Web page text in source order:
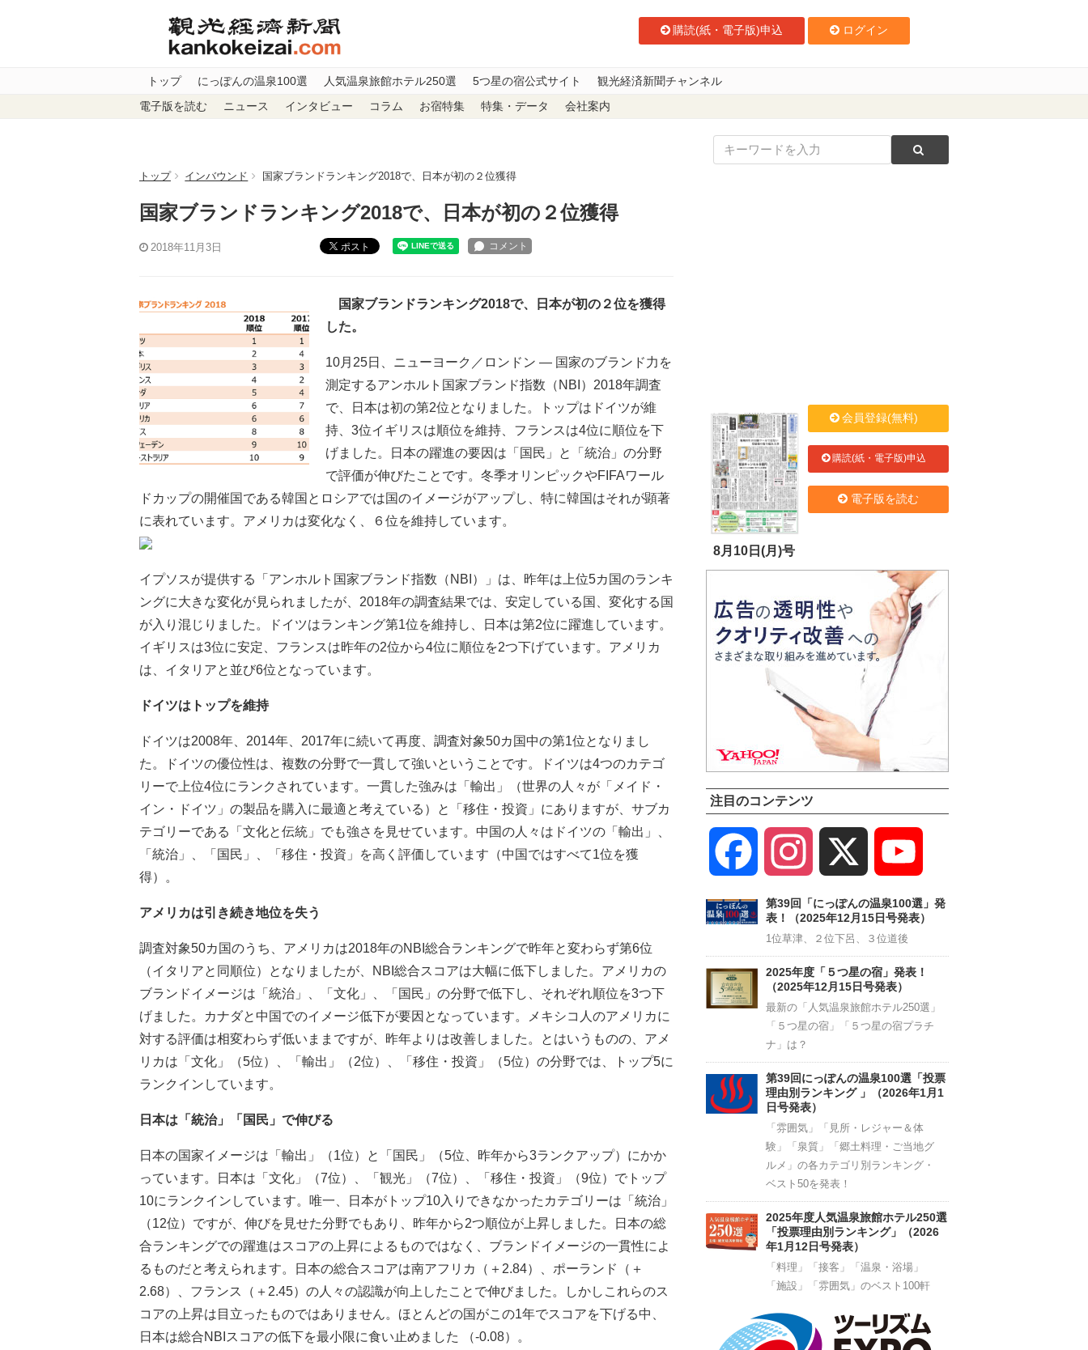
購読(紙・電子版)申込 ログイン
トップ にっぽんの温泉100選 人気温泉旅館ホテル250選 5つ星の宿公式サイト 観光経済新聞チャンネル
電子版を読む ニュース インタビュー コラム お宿特集 特集・データ 会社案内
トップ インバウンド 国家ブランドランキング2018で、日本が初の２位獲得
国家ブランドランキング2018で、日本が初の２位獲得
2018年11月3日 ポスト
国家ブランドランキング2018で、日本が初の２位を獲得
した。
10月25日、ニューヨーク／ロンドン ― 国家のブランド力を
測定するアンホルト国家ブランド指数（NBI）2018年調査
で、日本は初の第2位となりました。トップはドイツが維
持、3位イギリスは順位を維持、フランスは4位に順位を下
げました。日本の躍進の要因は「国民」と「統治」の分野
で評価が伸びたことです。冬季オリンピックやFIFAワール
ドカップの開催国である韓国とロシアでは国のイメージがアップし、特に韓国はそれが顕著
に表れています。アメリカは変化なく、６位を維持しています。
イプソスが提供する「アンホルト国家ブランド指数（NBI）」は、昨年は上位5カ国のランキ
ングに大きな変化が見られましたが、2018年の調査結果では、安定している国、変化する国
が入り混じりました。ドイツはランキング第1位を維持し、日本は第2位に躍進しています。
イギリスは3位に安定、フランスは昨年の2位から4位に順位を2つ下げています。アメリカ
は、イタリアと並び6位となっています。
ドイツはトップを維持
ドイツは2008年、2014年、2017年に続いて再度、調査対象50カ国中の第1位となりまし
た。ドイツの優位性は、複数の分野で一貫して強いということです。ドイツは4つのカテゴ
リーで上位4位にランクされています。一貫した強みは「輸出」（世界の人々が「メイド・
イン・ドイツ」の製品を購入に最適と考えている）と「移住・投資」にありますが、サブカ
テゴリーである「文化と伝統」でも強さを見せています。中国の人々はドイツの「輸出」、
「統治」、「国民」、「移住・投資」を高く評価しています（中国ではすべて1位を獲
得）。
アメリカは引き続き地位を失う
調査対象50カ国のうち、アメリカは2018年のNBI総合ランキングで昨年と変わらず第6位
（イタリアと同順位）となりましたが、NBI総合スコアは大幅に低下しました。アメリカの
ブランドイメージは「統治」、「文化」、「国民」の分野で低下し、それぞれ順位を3つ下
げました。カナダと中国でのイメージ低下が要因となっています。メキシコ人のアメリカに
対する評価は相変わらず低いままですが、昨年よりは改善しました。とはいうものの、アメ
リカは「文化」（5位）、「輸出」（2位）、「移住・投資」（5位）の分野では、トップ5に
ランクインしています。
日本は「統治」「国民」で伸びる
日本の国家イメージは「輸出」（1位）と「国民」（5位、昨年から3ランクアップ）にかか
っています。日本は「文化」（7位）、「観光」（7位）、「移住・投資」（9位）でトップ
10にランクインしています。唯一、日本がトップ10入りできなかったカテゴリーは「統治」
（12位）ですが、伸びを見せた分野でもあり、昨年から2つ順位が上昇しました。日本の総
合ランキングでの躍進はスコアの上昇によるものではなく、ブランドイメージの一貫性によ
るものだと考えられます。日本の総合スコアは南アフリカ（＋2.84）、ポーランド（＋
2.68）、フランス（＋2.45）の人々の認識が向上したことで伸びました。しかしこれらのス
コアの上昇は目立ったものではありません。ほとんどの国がこの1年でスコアを下げる中、
日本は総合NBIスコアの低下を最小限に食い止めました （-0.08）。
8月10日(月)号
会員登録(無料)
購読(紙・電子版)申込
電子版を読む
注目のコンテンツ
Facebook Instagram
Channel
第39回「にっぽんの温泉100選」発
表！（2025年12月15日号発表）
1位草津、２位下呂、３位道後
2025年度「５つ星の宿」発表！
（2025年12月15日号発表）
最新の「人気温泉旅館ホテル250選」
「５つ星の宿」「５つ星の宿プラチ
ナ」は？
第39回にっぽんの温泉100選「投票
理由別ランキング 」（2026年1月1
日号発表）
「雰囲気」「見所・レジャー＆体
験」「泉質」「郷土料理・ご当地グ
ルメ」の各カテゴリ別ランキング・
ベスト50を発表！
2025年度人気温泉旅館ホテル250選
「投票理由別ランキング」（2026
年1月12日号発表）
「料理」「接客」「温泉・浴場」
「施設」「雰囲気」のベスト100軒